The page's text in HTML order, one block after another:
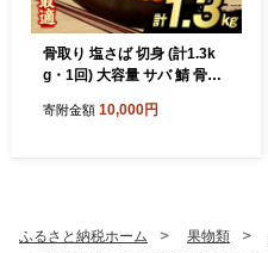
骨取り 塩さば 切身 (計1.3k
g・1回) 大容量 サバ 鯖 骨ぬ
おかず 惣菜 焼き魚 お弁当 切
寄附金額 10,000円
ふるさと納税ホーム 果物類